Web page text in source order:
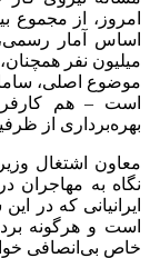
میلیون نفر
موضوع اصلی،
است – هم
بهره‌برداری از
معاون اشتغال
نگاه به مهاجران
ایرانیانی که در
است و هرگونه
خاص بی‌انصافی